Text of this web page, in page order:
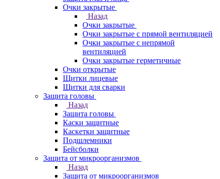
Очки закрытые
Назад
Очки закрытые
Очки закрытые с прямой вентиляцией
Очки закрытые с непрямой
вентиляцией
Очки закрытые герметичные
Очки открытые
Щитки лицевые
Щитки для сварки
Защита головы
Назад
Защита головы
Каски защитные
Каскетки защитные
Подшлемники
Бейсболки
Защита от микроорганизмов
Назад
Защита от микроорганизмов